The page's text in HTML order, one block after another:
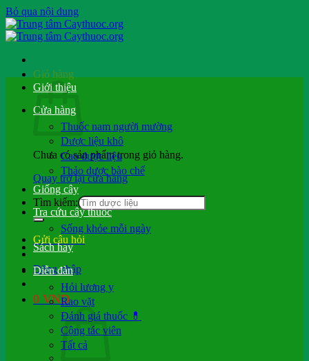
Bỏ qua nội dung
Giỏ hàng
Chưa có sản phẩm trong giỏ hàng.
Quay trở lại cửa hàng
Tìm kiếm:
Gửi câu hỏi
Đăng nhập
0 VND
Giới thiệu
Cửa hàng
Thuốc nam người mường
Dược liệu khô
Cao dược liệu
Thảo dược bào chế
Giống cây
Tra cứu cây thuốc
Sống khỏe mỗi ngày
Sách hay
Diễn đàn
Hỏi lương y
Rao vặt
Đánh giá thuốc 💊
Cộng tác viên
Tất cả